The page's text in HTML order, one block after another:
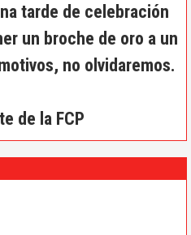
tarde de celebración
un broche de oro a un
no olvidaremos.
de la FCP